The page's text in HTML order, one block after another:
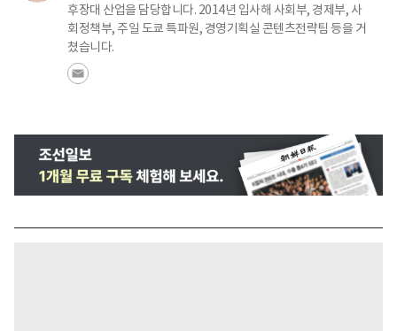
후장대 산업을 담당합니다. 2014년 입사해 사회부, 경제부, 사
회정책부, 주일 도쿄 특파원, 경영기획실 콘텐츠전략팀 등을 거
쳤습니다.